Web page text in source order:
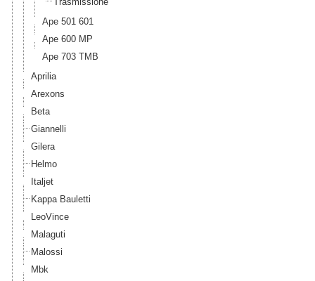
Ape 501 601
Ape 600 MP
Ape 703 TMB
Aprilia
Arexons
Beta
Giannelli
Gilera
Helmo
Italjet
Kappa Bauletti
LeoVince
Malaguti
Malossi
Mbk